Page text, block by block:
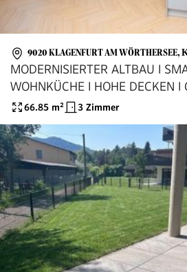
9020 KLAGENFURT AM WÖRTHERSEE,
MODERNISIERTER ALTBAU I
WOHNKÜCHE I HOHE DECKEN I
STADTBLICK I INNENSTADTLAGE
66.85 m² 3 Zimmer